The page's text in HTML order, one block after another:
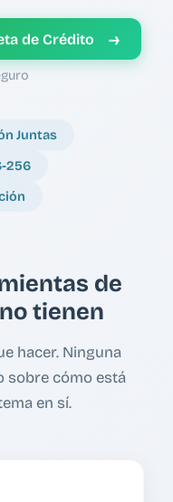
de Crédito →
Juntas
256
de
tienen
hacer. Ninguna
sobre cómo está
en sí.